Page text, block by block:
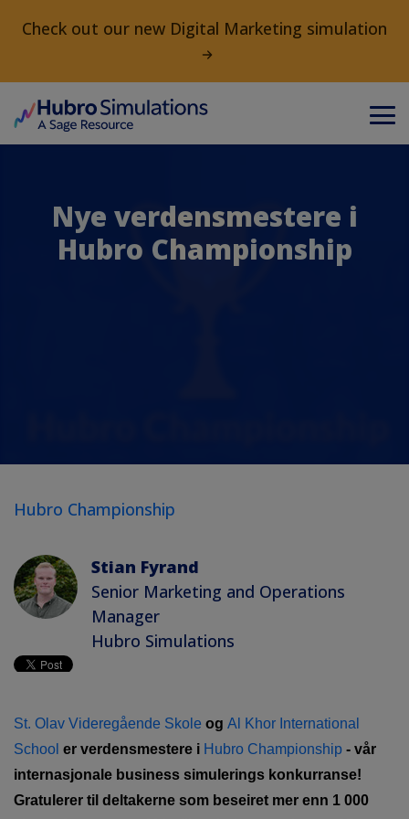
Check out our new Digital Marketing simulation
Nye verdensmestere i
Hubro Championship
Hubro Championship
Stian Fyrand
Senior Marketing and Operations
Manager
Hubro Simulations
St. Olav Videregående Skole og Al Khor International
School er verdensmestere i Hubro Championship - vår
internasjonale business simulerings konkurranse!
Gratulerer til deltakerne som beseiret mer enn 1 000